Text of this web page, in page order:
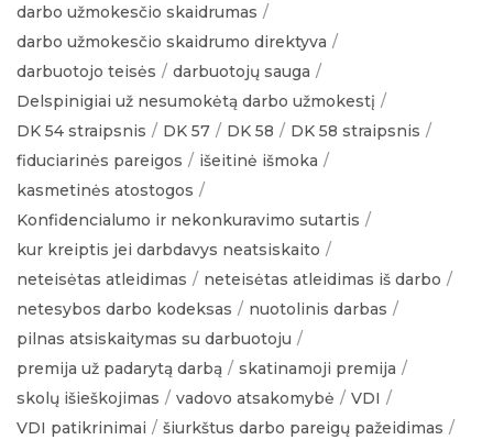
darbo užmokesčio skaidrumas
darbo užmokesčio skaidrumo direktyva
darbuotojo teisės
darbuotojų sauga
Delspinigiai už nesumokėtą darbo užmokestį
DK 54 straipsnis
DK 57 DK 58
DK 58 straipsnis
fiduciarinės pareigos
išeitinė išmoka
kasmetinės atostogos
Konfidencialumo ir nekonkuravimo sutartis
kur kreiptis jei darbdavys neatsiskaito
neteisėtas atleidimas
neteisėtas atleidimas iš darbo
netesybos darbo kodeksas
nuotolinis darbas
pilnas atsiskaitymas su darbuotoju
premija už padarytą darbą
skatinamoji premija
skolų išieškojimas
vadovo atsakomybė
VDI
VDI patikrinimai
šiurkštus darbo pareigų pažeidimas